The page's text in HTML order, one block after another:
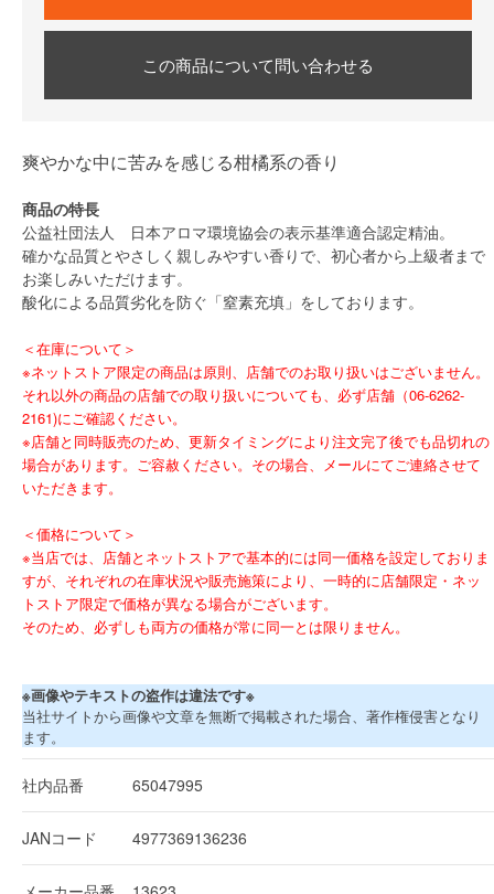
この商品について問い合わせる
爽やかな中に苦みを感じる柑橘系の香り
商品の特長
公益社団法人 日本アロマ環境協会の表示基準適合認定精油。
確かな品質とやさしく親しみやすい香りで、初心者から上級者まで
お楽しみいただけます。
酸化による品質劣化を防ぐ「窒素充填」をしております。
＜在庫について＞
※ネットストア限定の商品は原則、店舗でのお取り扱いはございません。
それ以外の商品の店舗での取り扱いについても、必ず店舗（06-6262-
2161)にご確認ください。
※店舗と同時販売のため、更新タイミングにより注文完了後でも品切れの
場合があります。ご容赦ください。その場合、メールにてご連絡させて
いただきます。
＜価格について＞
※当店では、店舗とネットストアで基本的には同一価格を設定しておりま
すが、それぞれの在庫状況や販売施策により、一時的に店舗限定・ネッ
トストア限定で価格が異なる場合がございます。
そのため、必ずしも両方の価格が常に同一とは限りません。
※画像やテキストの盗作は違法です※
当社サイトから画像や文章を無断で掲載された場合、著作権侵害となり
ます。
社内品番 65047995
JANコード 4977369136236